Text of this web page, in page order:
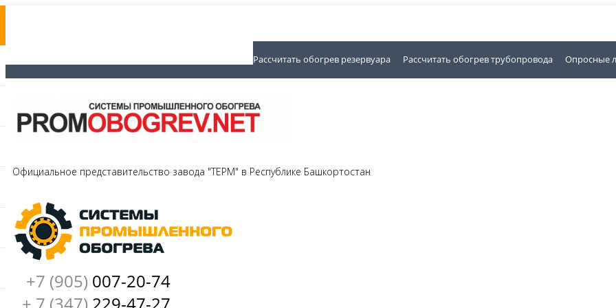
Рассчитать обогрев резервуара Рассчитать обогрев трубопровода Опросные
Официальное представительство завода "ТЕРМ" в Республике Башкортостан
+7 (905) 007-20-74